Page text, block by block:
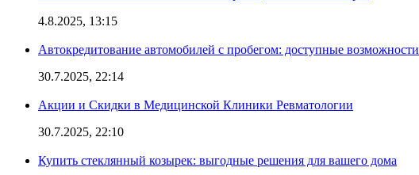
4.8.2025, 13:15
Автокредитование автомобилей с пробегом: доступные возможности
30.7.2025, 22:14
Акции и Скидки в Медицинской Клиники Ревматологии
30.7.2025, 22:10
Купить стеклянный козырек: выгодные решения для вашего дома